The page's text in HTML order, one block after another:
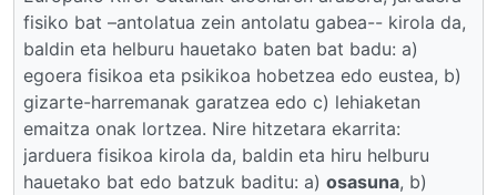
fisiko bat –antolatua zein antolatu gabea-- kirola da,
baldin eta helburu hauetako baten bat badu: a)
egoera fisikoa eta psikikoa hobetzea edo eustea, b)
gizarte-harremanak garatzea edo c) lehiaketan
emaitza onak lortzea. Nire hitzetara ekarrita:
jarduera fisikoa kirola da, baldin eta hiru helburu
hauetako bat edo batzuk baditu: a) osasuna, b)